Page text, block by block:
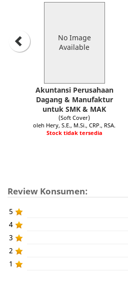
No Image
Available
Akuntansi Perusahaan
Dagang & Manufaktur
untuk SMK & MAK
(Soft Cover)
oleh Hery, S.E., M.Si., CRP., RSA.
Stock tidak tersedia
Review Konsumen:
5
4
3
2
1